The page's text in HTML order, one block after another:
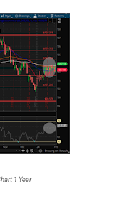
1 Year